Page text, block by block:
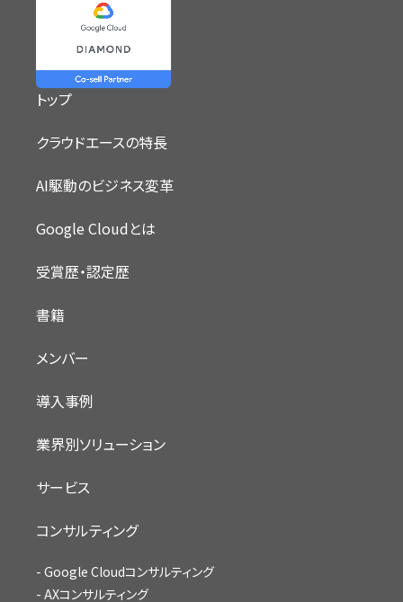
トップ
クラウドエースの特長
AI駆動のビジネス変革
Google Cloudとは
受賞歴・認定歴
書籍
メンバー
導入事例
業界別ソリューション
サービス
コンサルティング
Google Cloudコンサルティング
AXコンサルティング